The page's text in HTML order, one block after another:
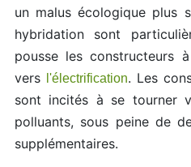
un malus écologique plus
hybridation sont
pousse les constructeurs
vers
l'électrification. Les
sont incités à se tourner
polluants, sous peine de
supplémentaires.